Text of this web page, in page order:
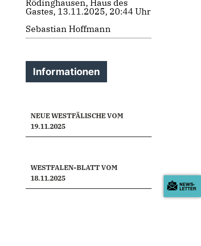
Rödinghausen, Haus des
Gastes, 13.11.2025, 20:44 Uhr
Sebastian Hoffmann
Informationen
NEUE WESTFÄLISCHE VOM
19.11.2025
WESTFALEN-BLATT VOM
18.11.2025